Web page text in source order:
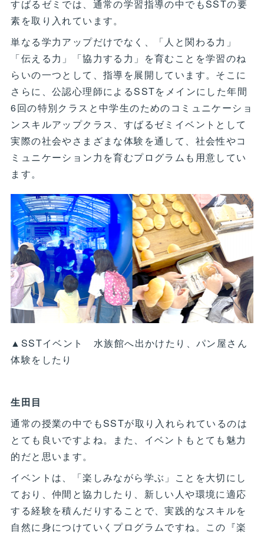
すばるゼミでは、通常の学習指導の中でもSSTの要
素を取り入れています。
単なる学力アップだけでなく、「人と関わる力」
「伝える力」「協力する力」を育むことを学習のね
らいの一つとして、指導を展開しています。そこに
さらに、公認心理師によるSSTをメインにした年間
6回の特別クラスと中学生のためのコミュニケーショ
ンスキルアップクラス、すばるゼミイベントとして
実際の社会やさまざまな体験を通して、社会性やコ
ミュニケーション力を育むプログラムも用意してい
ます。
▲SSTイベント 水族館へ出かけたり、パン屋さん
体験をしたり
生田目
通常の授業の中でもSSTが取り入れられているのは
とても良いですよね。また、イベントもとても魅力
的だと思います。
イベントは、「楽しみながら学ぶ」ことを大切にし
ており、仲間と協力したり、新しい人や環境に適応
する経験を積んだりすることで、実践的なスキルを
自然に身につけていくプログラムですね。この『楽